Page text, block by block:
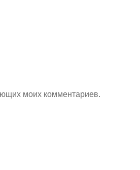
моих комментариев.